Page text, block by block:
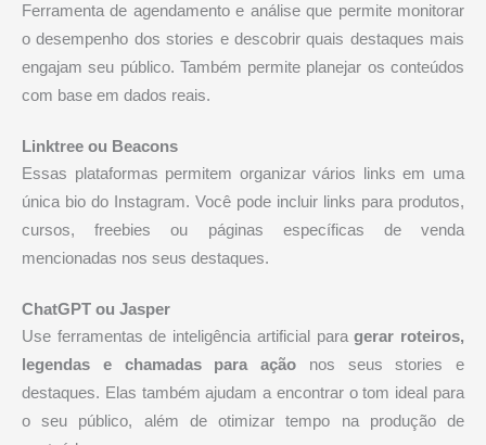
Ferramenta de agendamento e análise que permite monitorar
o desempenho dos stories e descobrir quais destaques mais
engajam seu público. Também permite planejar os conteúdos
com base em dados reais.
Linktree ou Beacons
Essas plataformas permitem organizar vários links em uma
única bio do Instagram. Você pode incluir links para produtos,
cursos, freebies ou páginas específicas de venda
mencionadas nos seus destaques.
ChatGPT ou Jasper
Use ferramentas de inteligência artificial paragerar roteiros,
legendas e chamadas para ação nos seus stories e
destaques. Elas também ajudam a encontrar o tom ideal para
o seu público, além de otimizar tempo na produção de